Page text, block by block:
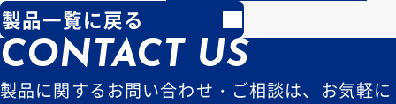
製品一覧に戻る
CONTACT US
製品に関するお問い合わせ・ご相談は、お気軽に